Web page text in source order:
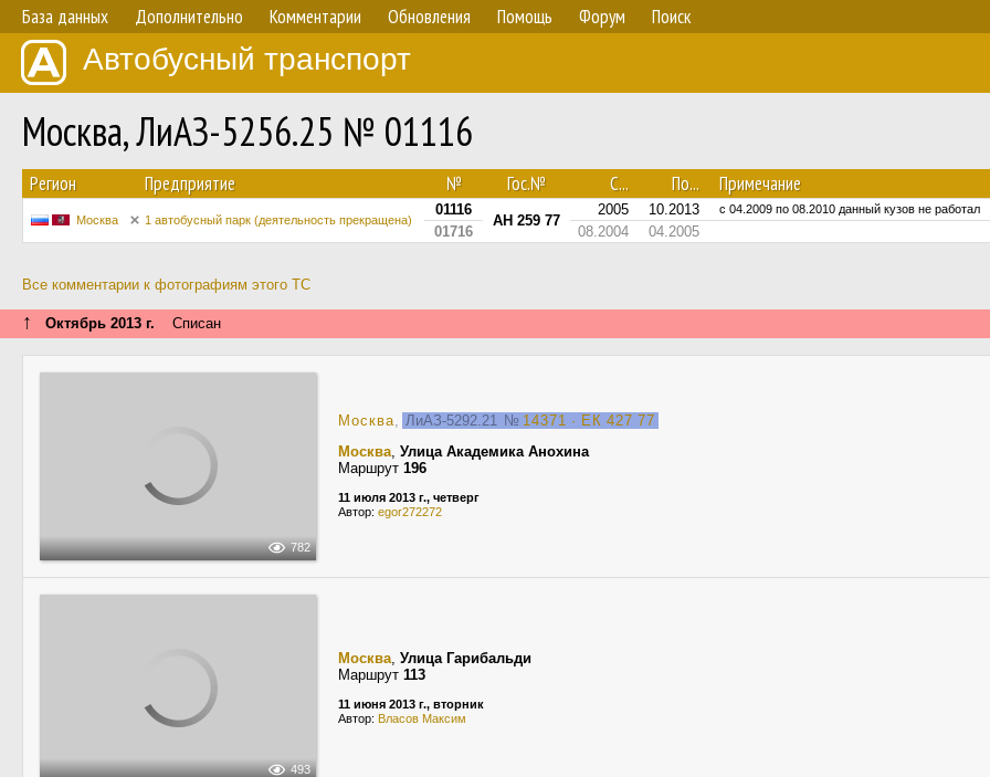
База данных Дополнительно Комментарии Обновления Помощь Форум Поиск
Автобусный транспорт
Москва, ЛиАЗ-5256.25 № 01116
Регион Предприятие № Гос.№ С... По... Примечание
Москва 1 автобусный парк (деятельность прекращена)
01116
АН 259 77
2005 10.2013 с 04.2009 по 08.2010 данный кузов не работал
01716 08.2004 04.2005
Все комментарии к фотографиям этого ТС
↑ Октябрь 2013 г. Списан
782
Москва, ЛиАЗ-5292.21 № 14371 · ЕК 427 77
Москва, Улица Академика Анохина
Маршрут 196
11 июля 2013 г., четверг
Автор: egor272272
493
Москва, Улица Гарибальди
Маршрут 113
11 июня 2013 г., вторник
Автор: Власов Максим